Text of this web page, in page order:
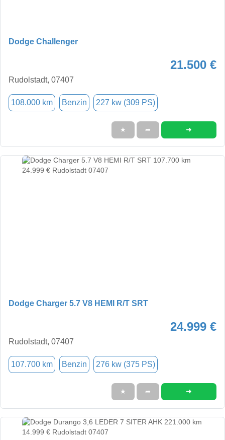
Dodge Challenger
21.500 €
Rudolstadt, 07407
108.000 km Benzin 227 kw (309 PS)
★ ➦ ➜
Dodge Charger 5.7 V8 HEMI R/T SRT
24.999 €
Rudolstadt, 07407
107.700 km Benzin 276 kw (375 PS)
★ ➦ ➜